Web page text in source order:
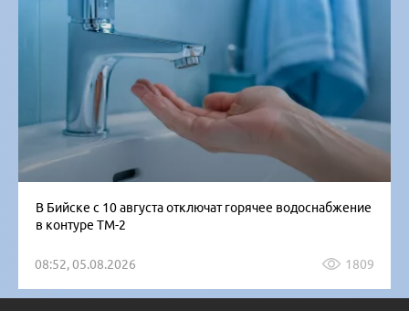
В Бийске с 10 августа отключат горячее водоснабжение
в контуре ТМ-2
08:52, 05.08.2026 1809